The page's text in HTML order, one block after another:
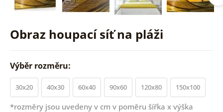
Obraz houpací síť na pláži
Výběr rozměru:
30x20 40x30 60x40 90x60 120x80 150x100
*rozměry jsou uvedeny v cm v poměru šířka x výška